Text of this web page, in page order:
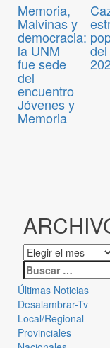
Memoria,
Malvinas y
democracia:
la UNM
fue sede
del
encuentro
Jóvenes y
Memoria
Últimas Noticias
Desalambrar-Tv
Local/Regional
Provinciales